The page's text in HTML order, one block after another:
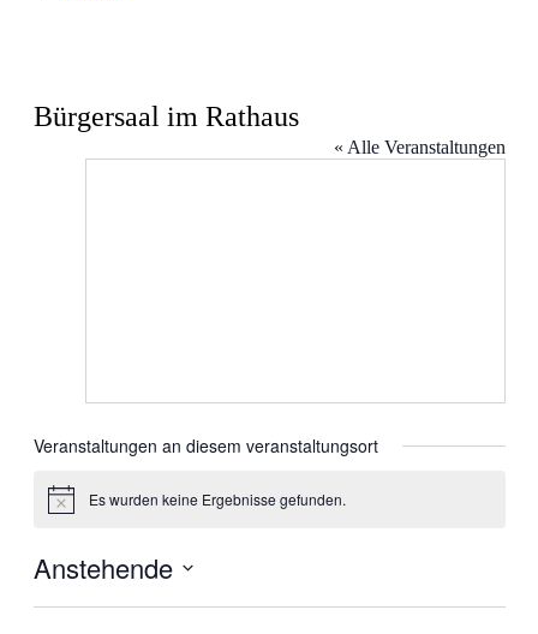
Bürgersaal im Rathaus
« Alle Veranstaltungen
Veranstaltungen an diesem veranstaltungsort
HinweisEs wurden keine Ergebnisse gefunden.
Anstehende